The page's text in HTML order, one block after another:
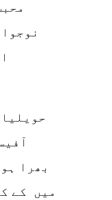
بھرا
میں کے